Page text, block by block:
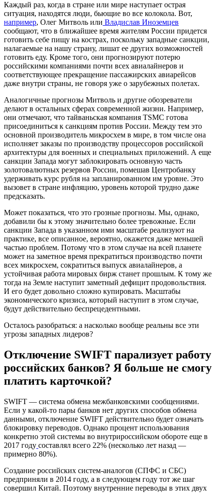
Каждый раз, когда в стране или мире наступает острая
ситуация, находятся люди, бьющие во все колокола. Вот,
например, Олег Митволь или Владислав Иноземцев
сообщают, что в ближайшее время жителям России придется
готовить себе пищу на кострах, поскольку западные санкции,
налагаемые на нашу страну, лишат ее других возможностей
готовить еду. Кроме того, они прогнозируют потерю
российскими компаниями почти всех авиалайнеров и
соответствующее прекращение пассажирских авиарейсов
даже внутри страны, не говоря уже о зарубежных полетах.
Аналогичные прогнозы Митволь и другие обозреватели
делают в остальных сферах современной жизни. Например,
они отмечают, что тайваньская компания TSMC готова
присоединиться к санкциям против России. Между тем это
основной производитель микросхем в мире, в том числе она
исполняет заказы по производству процессоров российской
архитектуры для военных и специальных приложений. А еще
санкции Запада могут заблокировать основную часть
золотовалютных резервов России, помешав Центробанку
удерживать курс рубля на запланированном им уровне. Это
вызовет в стране инфляцию, уровень которой трудно даже
предсказать.
Может показаться, что это грозные прогнозы. Мы, однако,
добавили бы к этому значительно более тревожные. Если
санкции Запада в указанном ими масштабе реализуют на
практике, все описанное, вероятно, окажется даже меньшей
частью проблем. Потому что в этом случае на всей планете
может на заметное время прекратиться производство почти
всех микросхем, сократиться выпуск авиалайнеров, а
устойчивая работа мировых бирж станет прошлым. К тому же
тогда на Земле наступит заметный дефицит продовольствия.
И его будет довольно сложно купировать. Масштабы
экономического кризиса, который наступит в этом случае,
будут действительно беспрецедентными.
Осталось разобраться: а насколько вообще реальны все эти
угрозы западных лидеров?
Отключение SWIFT парализует работу
российских банков? Я больше не смогу
платить карточкой?
SWIFT — система обмена межбанковскими сообщениями.
Если у какой-то пары банков нет других способов обмена
данными, отключение SWIFT действительно будет означать
блокировку переводов. Однако процент использования
конкретно этой системы во внутрироссийском обороте еще в
2017 году составлял всего 22% (несколько лет назад —
примерно 80%).
Создание российских систем-аналогов (СПФС и СБС)
предприняли в 2014 году, а в следующем году тот же шаг
совершил Китай. Поэтому внутренние переводы в этих двух